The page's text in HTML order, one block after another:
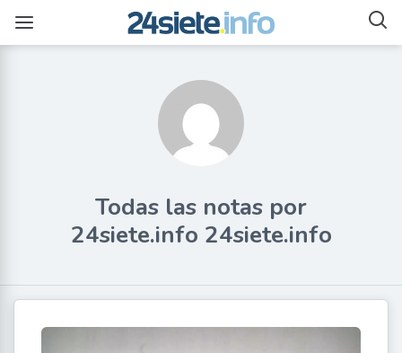
Todas las notas por
24siete.info 24siete.info